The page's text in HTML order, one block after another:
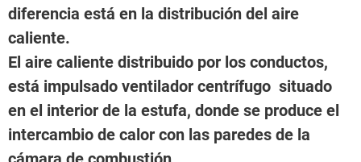
diferencia está en la distribución del aire
caliente.
El aire caliente distribuido por los conductos,
está impulsado ventilador centrífugo situado
en el interior de la estufa, donde se produce el
intercambio de calor con las paredes de la